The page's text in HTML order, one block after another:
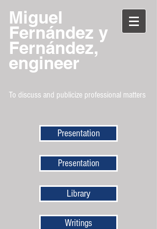
Miguel
Fernández y
Fernández,
engineer
To discuss and publicize professional matters
Presentation
Presentation
Library
Writings